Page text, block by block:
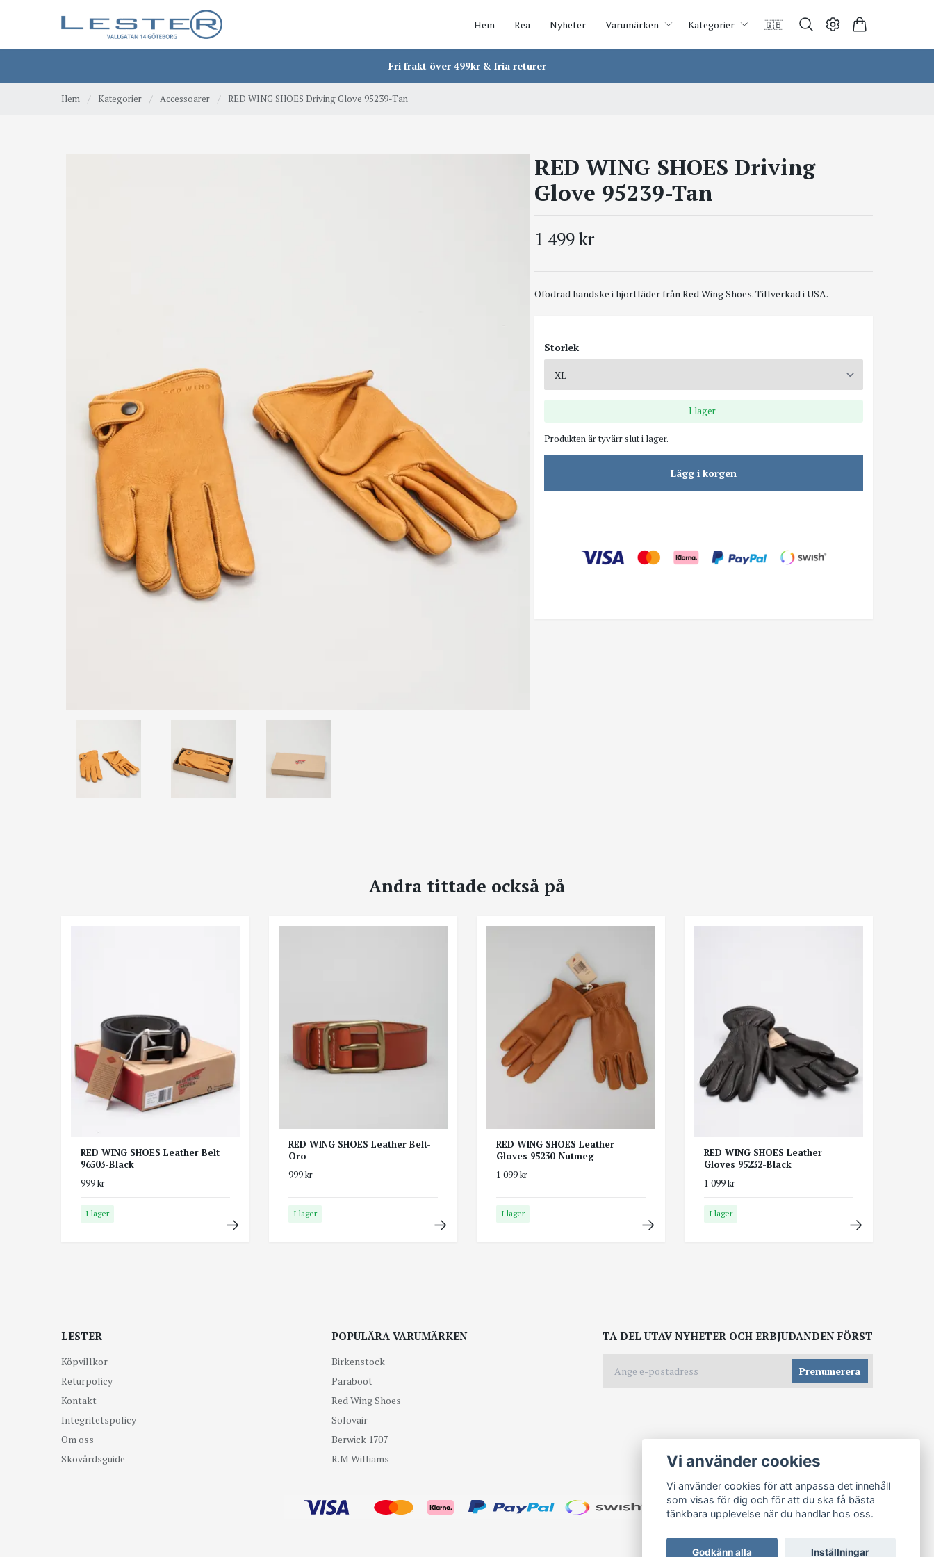
Hem Rea Nyheter Varumärken Kategorier 🇬🇧
Fri frakt över 499kr & fria returer
Hem / Kategorier / Accessoarer / RED WING SHOES Driving Glove 95239-Tan
RED WING SHOES Driving
Glove 95239-Tan
1 499 kr
Ofodrad handske i hjortläder från Red Wing Shoes. Tillverkad i USA.
Storlek
I lager
Produkten är tyvärr slut i lager.
Lägg i korgen
Andra tittade också på
RED WING SHOES Leather Belt
96503-Black
999 kr
I lager
RED WING SHOES Leather Belt-
Oro
999 kr
I lager
RED WING SHOES Leather
Gloves 95230-Nutmeg
1 099 kr
I lager
RED WING SHOES Leather
Gloves 95232-Black
1 099 kr
I lager
LESTER
Köpvillkor
Returpolicy
Kontakt
Integritetspolicy
Om oss
Skovårdsguide
POPULÄRA VARUMÄRKEN
Birkenstock
Paraboot
Red Wing Shoes
Solovair
Berwick 1707
R.M Williams
TA DEL UTAV NYHETER OCH ERBJUDANDEN FÖRST
Prenumerera
Vi använder cookies
Vi använder cookies för att anpassa det innehåll
som visas för dig och för att du ska få bästa
tänkbara upplevelse när du handlar hos oss.
Godkänn alla Inställningar